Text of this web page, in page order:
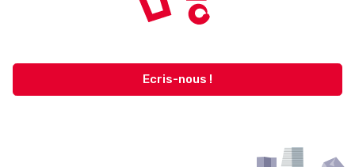
Ecris-nous !